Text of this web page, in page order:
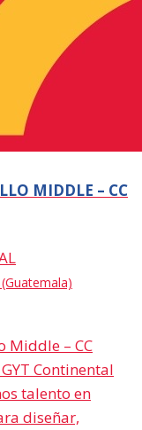
MIDDLE – CC
(Guatemala)
Middle – CC
Continental
talento en
diseñar,